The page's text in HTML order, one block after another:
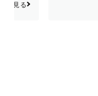
と見る